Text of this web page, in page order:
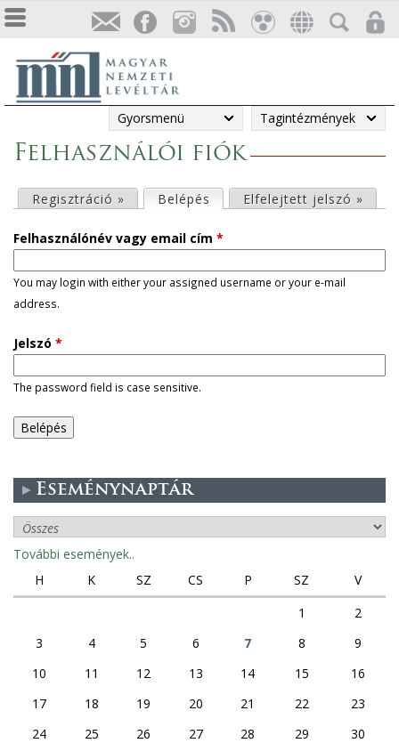
Gyorsmenü Tagintézmények
Felhasználói fiók
l
s
ő
d
l
e
e
s
Regisztráció » Belépés (aktív fül)Elfelejtett jelszó »
Felhasználónév vagy email cím *
You may login with either your assigned username or your e-mail
address.
Jelszó *
The password field is case sensitive.
Eseménynaptár
További események..
H
K SZ CS P SZ
V
1
2
3
4 5 6 7 8
9
10
11 12 13 14 15
16
17
18 19 20 21 22
23
24
25 26 27 28 29
30